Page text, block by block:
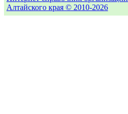
Алтайского края © 2010-2026